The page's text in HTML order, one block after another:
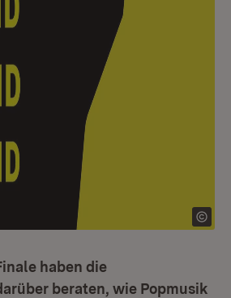
haben die
beraten, wie Popmusik